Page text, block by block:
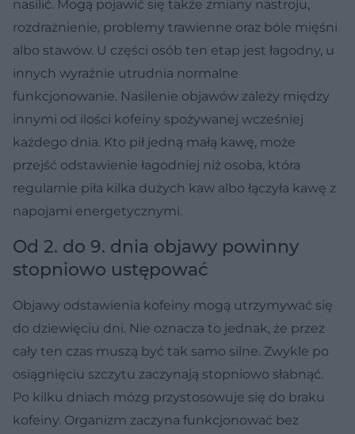
nasilić. Mogą pojawić się także zmiany nastroju,
rozdrażnienie, problemy trawienne oraz bóle mięśni
albo stawów. U części osób ten etap jest łagodny, u
innych wyraźnie utrudnia normalne
funkcjonowanie. Nasilenie objawów zależy między
innymi od ilości kofeiny spożywanej wcześniej
każdego dnia. Kto pił jedną małą kawę, może
przejść odstawienie łagodniej niż osoba, która
regularnie piła kilka dużych kaw albo łączyła kawę z
napojami energetycznymi.
Od 2. do 9. dnia objawy powinny
stopniowo ustępować
Objawy odstawienia kofeiny mogą utrzymywać się
do dziewięciu dni. Nie oznacza to jednak, że przez
cały ten czas muszą być tak samo silne. Zwykle po
osiągnięciu szczytu zaczynają stopniowo słabnąć.
Po kilku dniach mózg przystosowuje się do braku
kofeiny. Organizm zaczyna funkcjonować bez